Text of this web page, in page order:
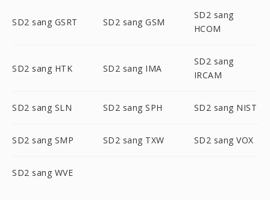
SD2 sang GSRT SD2 sang GSM
SD2 sang
HCOM
SD2 sang HTK SD2 sang IMA
SD2 sang
IRCAM
SD2 sang SLN SD2 sang SPH SD2 sang NIST
SD2 sang SMP SD2 sang TXW SD2 sang VOX
SD2 sang WVE